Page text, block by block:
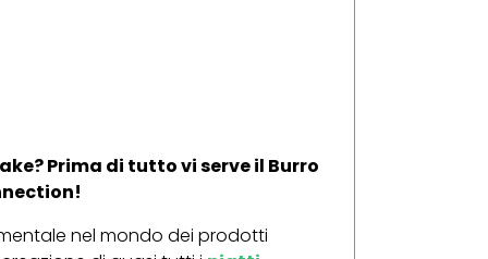
Prima di tutto vi serve il Burro
nel mondo dei prodotti